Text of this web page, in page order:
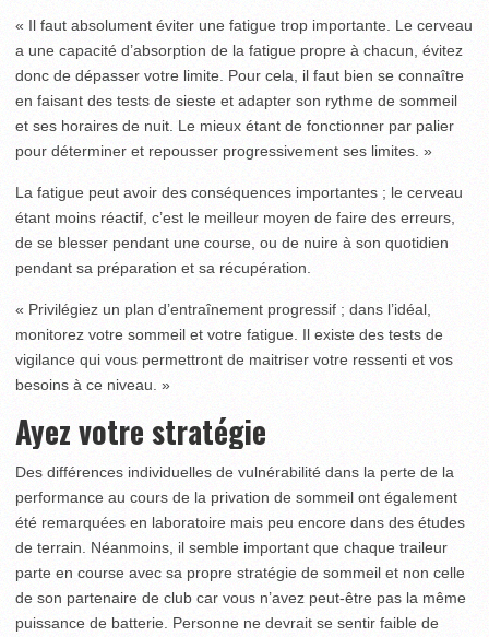
« Il faut absolument éviter une fatigue trop importante. Le cerveau
a une capacité d’absorption de la fatigue propre à chacun, évitez
donc de dépasser votre limite. Pour cela, il faut bien se connaître
en faisant des tests de sieste et adapter son rythme de sommeil
et ses horaires de nuit. Le mieux étant de fonctionner par palier
pour déterminer et repousser progressivement ses limites. »
La fatigue peut avoir des conséquences importantes ; le cerveau
étant moins réactif, c’est le meilleur moyen de faire des erreurs,
de se blesser pendant une course, ou de nuire à son quotidien
pendant sa préparation et sa récupération.
« Privilégiez un plan d’entraînement progressif ; dans l’idéal,
monitorez votre sommeil et votre fatigue. Il existe des tests de
vigilance qui vous permettront de maitriser votre ressenti et vos
besoins à ce niveau. »
Ayez votre stratégie
Des différences individuelles de vulnérabilité dans la perte de la
performance au cours de la privation de sommeil ont également
été remarquées en laboratoire mais peu encore dans des études
de terrain. Néanmoins, il semble important que chaque traileur
parte en course avec sa propre stratégie de sommeil et non celle
de son partenaire de club car vous n’avez peut-être pas la même
puissance de batterie. Personne ne devrait se sentir faible de